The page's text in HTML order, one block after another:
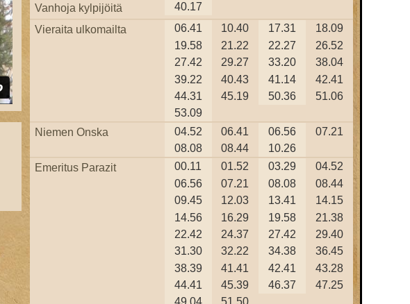
Vanhoja kylpijöitä
40.17
Vieraita ulkomailta
06.41 10.40 17.31
18.09
19.58
21.22 22.27
26.52
27.42
29.27 33.20
38.04
39.22
40.43 41.14
42.41
44.31
45.19 50.36
51.06
53.09
Niemen Onska
04.52 06.41 06.56
07.21
08.08
08.44
10.26
Emeritus Parazit
00.11 01.52 03.29
04.52
06.56
07.21 08.08
08.44
09.45
12.03 13.41
14.15
14.56
16.29 19.58
21.38
22.42
24.37 27.42
29.40
31.30
32.22 34.38
36.45
38.39
41.41 42.41
43.28
44.41
45.39 46.37
47.25